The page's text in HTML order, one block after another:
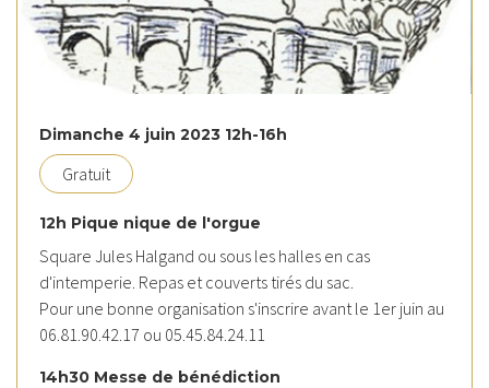
Dimanche 4 juin 2023 12h-16h
Gratuit
12h Pique nique de l'orgue
Square Jules Halgand ou sous les halles en cas
d'intemperie. Repas et couverts tirés du sac.
Pour une bonne organisation s'inscrire avant le 1er juin au
06.81.90.42.17 ou 05.45.84.24.11
14h30 Messe de bénédiction